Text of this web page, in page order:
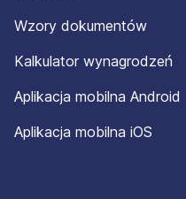
Wzory dokumentów
Kalkulator wynagrodzeń
Aplikacja mobilna Android
Aplikacja mobilna iOS